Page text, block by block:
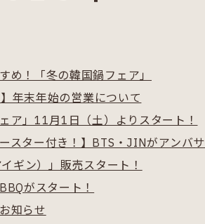
め！「冬の韓国鍋フェア」
年末年始の営業について
ア」11月1日（土）よりスタート！
ースター付き！】BTS・JINがアンバ
ギン）」販売スタート！
がスタート！
知らせ